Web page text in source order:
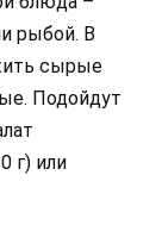
рыбой. В
сырые
Подойдут
г) или